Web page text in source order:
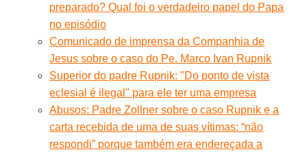
preparado? Qual foi o verdadeiro papel do Papa
no episódio
Comunicado de imprensa da Companhia de
Jesus sobre o caso do Pe. Marco Ivan Rupnik
Superior do padre Rupnik: "Do ponto de vista
eclesial é ilegal" para ele ter uma empresa
Abusos: Padre Zollner sobre o caso Rupnik e a
carta recebida de uma de suas vítimas: “não
respondi” porque também era endereçada a